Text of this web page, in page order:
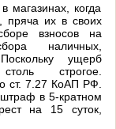
магазинах, когда
пряча их в своих
взносов на
наличных,
ущерб
строгое.
ст. 7.27 КоАП РФ.
штраф в 5-кратном
на 15 суток,